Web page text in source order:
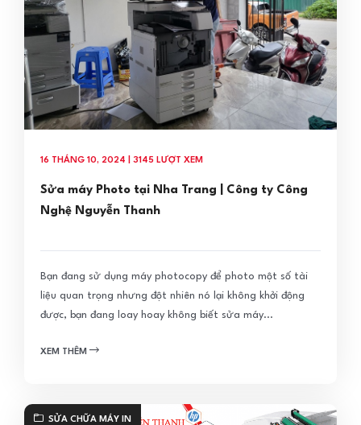
16 THÁNG 10, 2024 | 3145 LƯỢT XEM
Sửa máy Photo tại Nha Trang | Công ty Công
Nghệ Nguyễn Thanh
Bạn đang sử dụng máy photocopy để photo một số tài
liệu quan trọng nhưng đột nhiên nó lại không khởi động
được, bạn đang loay hoay không biết sửa máy...
XEM THÊM
SỬA CHỮA MÁY IN